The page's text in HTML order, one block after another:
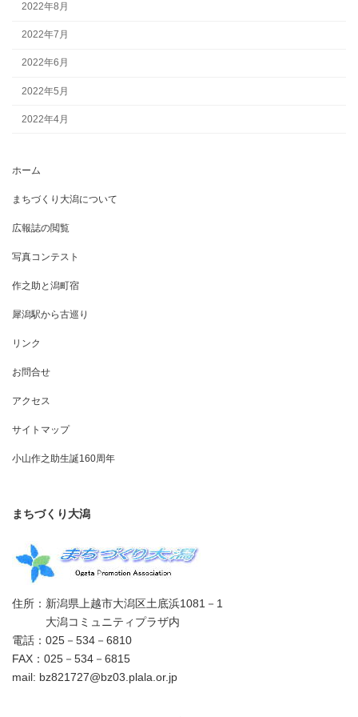
2022年8月
2022年7月
2022年6月
2022年5月
2022年4月
ホーム
まちづくり大潟について
広報誌の閲覧
写真コンテスト
作之助と潟町宿
犀潟駅から古巡り
リンク
お問合せ
アクセス
サイトマップ
小山作之助生誕160周年
まちづくり大潟
住所：新潟県上越市大潟区土底浜1081－1
大潟コミュニティプラザ内
電話：025－534－6810
FAX：025－534－6815
mail: bz821727@bz03.plala.or.jp